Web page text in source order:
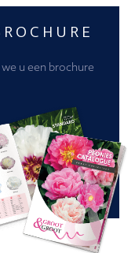
u een brochure